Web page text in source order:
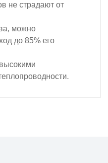
не страдают от
можно
до 85% его